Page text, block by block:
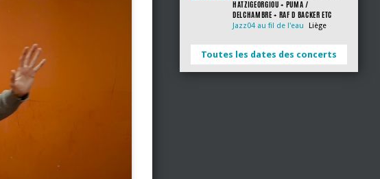
HATZIGEORGIOU + PUMA /
DELCHAMBRE + RAF D BACKER ETC
Jazz04 au fil de l'eau Liège
Toutes les dates des concerts